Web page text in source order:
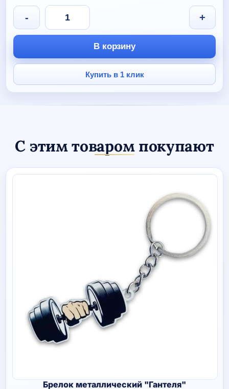
Количество
товара
Ежедневник
со
обложкой
- +
В корзину
Купить в 1 клик
С этим товаром покупают
Брелок металлический "Гантеля"